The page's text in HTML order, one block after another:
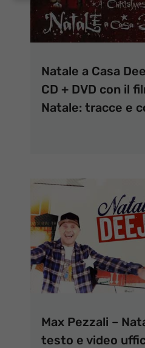
Natale a Casa
CD + DVD con il
Natale: tracce e
Max Pezzali –
testo e video